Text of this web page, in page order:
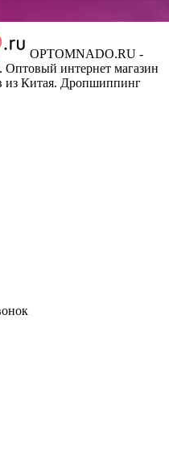
OPTOMNADO.RU -
Оптовый интернет магазин
из Китая. Дропшиппинг